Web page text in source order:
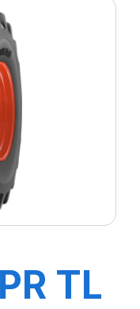
TL